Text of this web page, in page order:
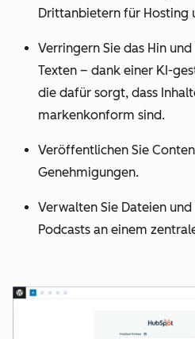
Drittanbietern für Hosting
Verringern Sie das Hin
Texten – dank einer KI-
die dafür sorgt, dass
markenkonform sind.
Veröffentlichen Sie
Genehmigungen.
Verwalten Sie Dateien
Podcasts an einem